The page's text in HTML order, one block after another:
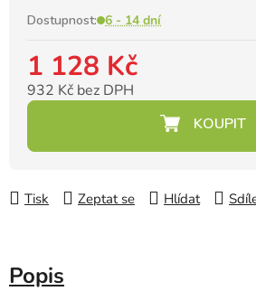
Dostupnost: 6 - 14 dní
1 128 Kč
932 Kč bez DPH
Měrná cena:
Tisk Zeptat se Hlídat
Popis